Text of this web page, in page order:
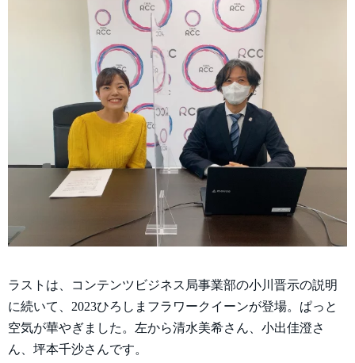
ラストは、コンテンツビジネス局事業部の小川晋示の説明
に続いて、2023ひろしまフラワークイーンが登場。ぱっと
空気が華やぎました。左から清水美希さん、小出佳澄さ
ん、坪本千沙さんです。